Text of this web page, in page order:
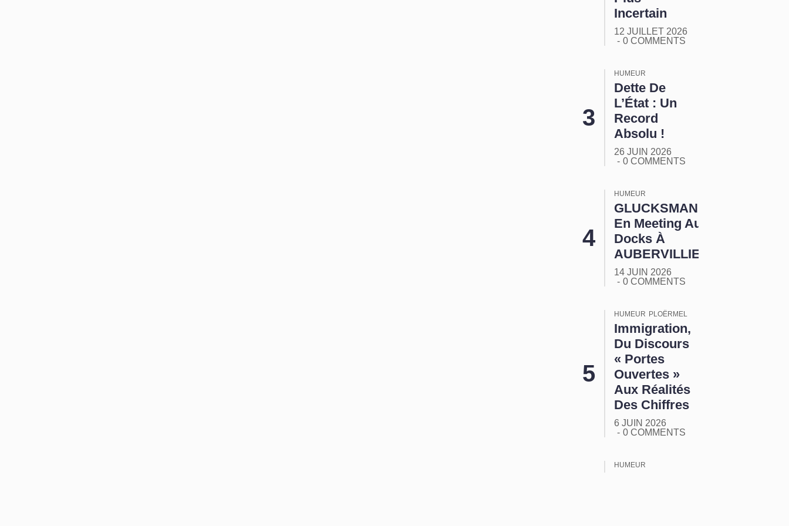
Incertain
12 JUILLET 2026
0 COMMENTS
HUMEUR
Dette De
L’État : Un
Record
Absolu !
26 JUIN 2026
0 COMMENTS
HUMEUR
GLUCKSMANN
En Meeting Aux
Docks À
AUBERVILLIERS
14 JUIN 2026
0 COMMENTS
HUMEUR PLOËRMEL
Immigration,
Du Discours
« Portes
Ouvertes »
Aux Réalités
Des Chiffres
6 JUIN 2026
0 COMMENTS
HUMEUR